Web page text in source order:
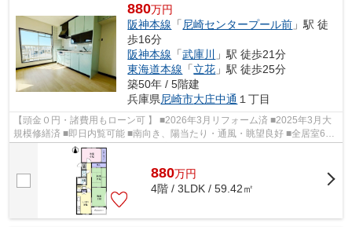
880万円
阪神本線 「 尼崎センタープール前 」駅 徒
歩16分
阪神本線 「武庫川
」駅 徒歩21分
東海道本線 「立花 」駅 徒歩25分
築50年 / 5階建
兵庫県尼崎市大庄中通 １丁目
【頭金０円・諸費用もローン可 】 ■2026年3月リフォーム済 ■2025年3月大
規模修繕済 ■即日内覧可能 ■南向き、陽当たり・通風・眺望良好 ■全居室6帖
以上、ゆとりのある間取り ■収納豊富 ...
880万円
4階 / 3LDK / 59.42㎡